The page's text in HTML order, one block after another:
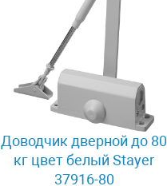
Доводчик дверной до 80
кг цвет белый Stayer
37916-80